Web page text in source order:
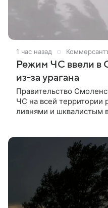
1 час назад
Режим ЧС ввели в
из-за урагана
Правительство
ЧС на всей территории
ливнями и шквалистым